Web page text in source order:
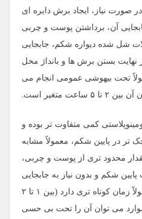
صورت نیاز، ایجاد برش دایره ‌ای
آن، برداشتن پوست و چربی
شل شده دیواره شکم، جابجایی
بستن برش ‌ها و بانداژ محل
تحت بیهوشی عمومی انجام می
متغیر است.
کمی متفاوت تر بوده و
در پایین شکم، معمولاً مشابه
محدود تری از پوست و چربی،
شکم و بدون نیاز به جابجایی
ناف می شود. این عمل معمولاً زمان کوتاه‌ تری دارد (بین ۱ تا ۲
می‌ توان آن را تحت بی‌ حسی